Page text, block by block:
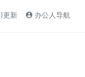
更新 办公人导航